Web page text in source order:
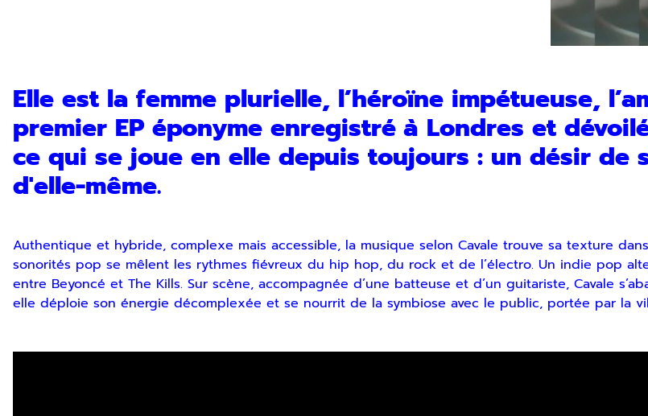
Elle est la femme plurielle, l’héroïne impétueuse,
premier EP éponyme enregistré à Londres et
ce qui se joue en elle depuis toujours : un désir de
d'elle-même.
Authentique et hybride, complexe mais accessible, la musique selon Cavale trouve sa texture
sonorités pop se mêlent les rythmes fiévreux du hip hop, du rock et de l’électro. Un indie pop
entre Beyoncé et The Kills. Sur scène, accompagnée d’une batteuse et d’un guitariste, Cavale
elle déploie son énergie décomplexée et se nourrit de la symbiose avec le public, portée par la